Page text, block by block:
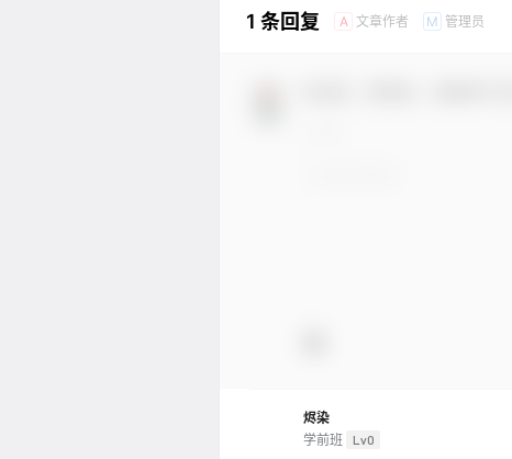
1 条回复 A 文章作者 M 管理员
烬染
学前班 Lv0